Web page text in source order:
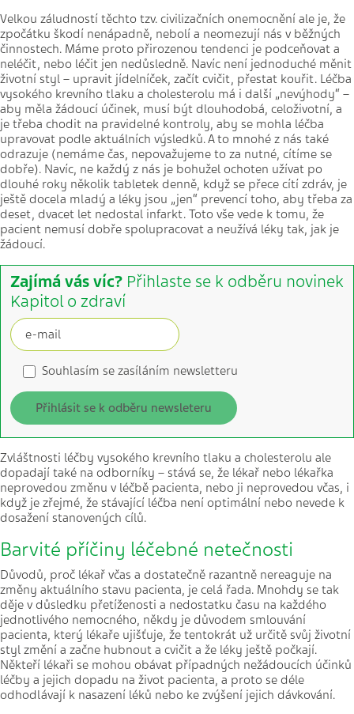
Velkou záludností těchto tzv. civilizačních onemocnění ale je, že
zpočátku škodí nenápadně, nebolí a neomezují nás v běžných
činnostech. Máme proto přirozenou tendenci je podceňovat a
neléčit, nebo léčit jen nedůsledně. Navíc není jednoduché měnit
životní styl – upravit jídelníček, začít cvičit, přestat kouřit. Léčba
vysokého krevního tlaku a cholesterolu má i další „nevýhody“ –
aby měla žádoucí účinek, musí být dlouhodobá, celoživotní, a
je třeba chodit na pravidelné kontroly, aby se mohla léčba
upravovat podle aktuálních výsledků. A to mnohé z nás také
odrazuje (nemáme čas, nepovažujeme to za nutné, cítíme se
dobře). Navíc, ne každý z nás je bohužel ochoten užívat po
dlouhé roky několik tabletek denně, když se přece cítí zdráv, je
ještě docela mladý a léky jsou „jen“ prevencí toho, aby třeba za
deset, dvacet let nedostal infarkt. Toto vše vede k tomu, že
pacient nemusí dobře spolupracovat a neužívá léky tak, jak je
žádoucí.
Zajímá vás víc? Přihlaste se k odběru novinek
Kapitol o zdraví
Souhlasím se zasíláním newsletteru
Přihlásit se k odběru newsleteru
Zvláštnosti léčby vysokého krevního tlaku a cholesterolu ale
dopadají také na odborníky – stává se, že lékař nebo lékařka
neprovedou změnu v léčbě pacienta, nebo ji neprovedou včas, i
když je zřejmé, že stávající léčba není optimální nebo nevede k
dosažení stanovených cílů.
Barvité příčiny léčebné netečnosti
Důvodů, proč lékař včas a dostatečně razantně nereaguje na
změny aktuálního stavu pacienta, je celá řada. Mnohdy se tak
děje v důsledku přetíženosti a nedostatku času na každého
jednotlivého nemocného, někdy je důvodem smlouvání
pacienta, který lékaře ujišťuje, že tentokrát už určitě svůj životní
styl změní a začne hubnout a cvičit a že léky ještě počkají.
Někteří lékaři se mohou obávat případných nežádoucích účinků
léčby a jejich dopadu na život pacienta, a proto se déle
odhodlávají k nasazení léků nebo ke zvýšení jejich dávkování.